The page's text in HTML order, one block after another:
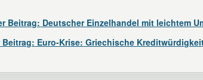
Beitrag: Deutscher Einzelhandel mit leichtem
Beitrag: Euro-Krise: Griechische